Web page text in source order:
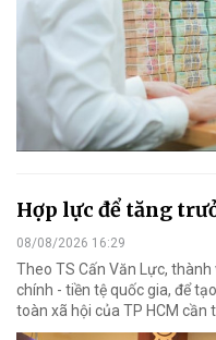
Hợp lực để tăng
08/08/2026 16:29
Theo TS Cấn Văn Lực,
chính - tiền tệ quốc gia, để
toàn xã hội của TP HCM cần